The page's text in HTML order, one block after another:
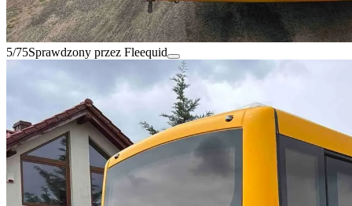
5/75Sprawdzony przez Fleequid